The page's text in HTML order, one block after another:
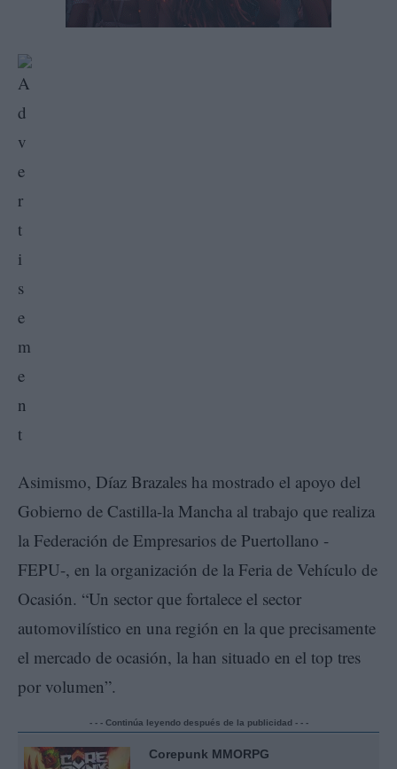
Asimismo, Díaz Brazales ha mostrado el apoyo del
Gobierno de Castilla-la Mancha al trabajo que realiza
la Federación de Empresarios de Puertollano -
FEPU-, en la organización de la Feria de Vehículo de
Ocasión. “Un sector que fortalece el sector
automovilístico en una región en la que precisamente
el mercado de ocasión, la han situado en el top tres
por volumen”.
- - - Continúa leyendo después de la publicidad - - -
Corepunk MMORPG